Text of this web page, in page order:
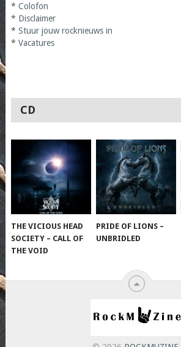
* Colofon
* Disclaimer
* Stuur jouw rocknieuws in
* Vacatures
CD
THE VICIOUS HEAD
SOCIETY – CALL OF
THE VOID
PRIDE OF LIONS –
UNBRIDLED